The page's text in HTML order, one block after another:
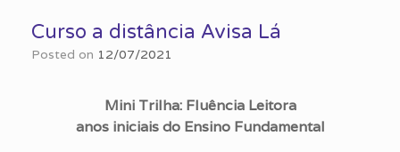
contentCurso a distância Avisa Lá
Posted on 12/07/2021
Mini Trilha: Fluência Leitora
anos iniciais do Ensino Fundamental